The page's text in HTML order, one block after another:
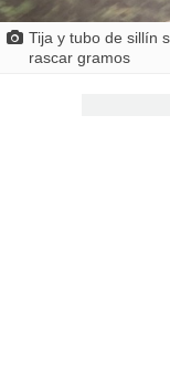
Tija y tubo de sillín
rascar gramos